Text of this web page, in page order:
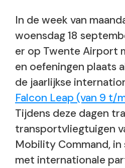
In de week van
woensdag 18
er op Twente Airport
en oefeningen plaats
de jaarlijkse
Falcon Leap (van 9 t/
Tijdens deze dagen
transportvliegtuigen
Mobility Command,
met internationale